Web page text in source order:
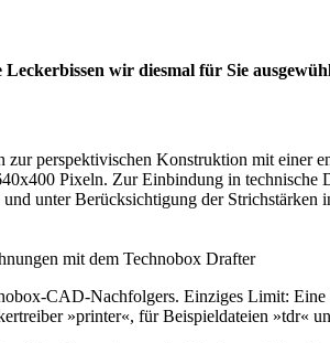
wir diesmal für Sie
perspektivischen Konstruktion mit einer
Pixeln. Zur Einbindung in
unter Berücksichtigung der Strichstärken
mit dem Technobox Drafter
CAD-Nachfolgers. Einziges Limit:
»printer«, für Beispieldateien »tdr«